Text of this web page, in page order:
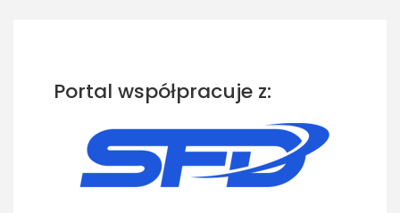
Portal współpracuje z: